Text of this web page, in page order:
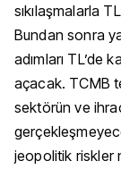
sıkılaşmalarla
Bundan sonra
adımları TL’de
açacak. TCMB
sektörün ve
jeopolitik riskler